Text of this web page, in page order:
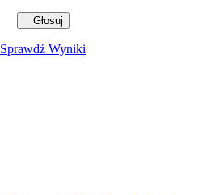
Sprawdź Wyniki